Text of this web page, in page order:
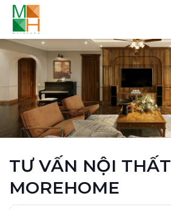
TƯ VẤN NỘI THẤT
MOREHOME